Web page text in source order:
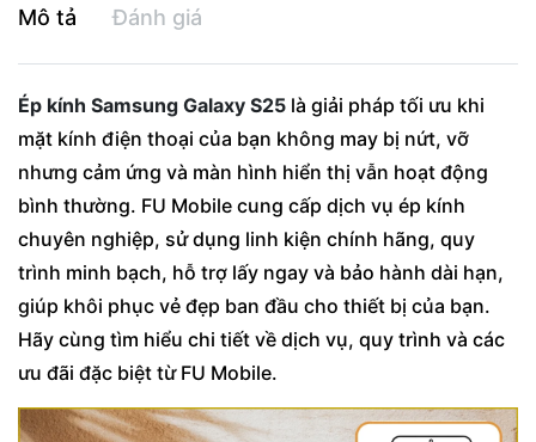
Mô tả Đánh giá
Ép kính Samsung Galaxy S25 là giải pháp tối ưu khi
mặt kính điện thoại của bạn không may bị nứt, vỡ
nhưng cảm ứng và màn hình hiển thị vẫn hoạt động
bình thường. FU Mobile cung cấp dịch vụ ép kính
chuyên nghiệp, sử dụng linh kiện chính hãng, quy
trình minh bạch, hỗ trợ lấy ngay và bảo hành dài hạn,
giúp khôi phục vẻ đẹp ban đầu cho thiết bị của bạn.
Hãy cùng tìm hiểu chi tiết về dịch vụ, quy trình và các
ưu đãi đặc biệt từ FU Mobile.